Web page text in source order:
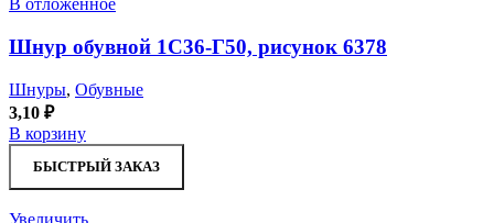
В отложенное
Шнур обувной 1С36-Г50, рисунок 6378
Шнуры, Обувные
3,10 ₽
В корзину
БЫСТРЫЙ ЗАКАЗ
Увеличить